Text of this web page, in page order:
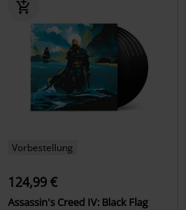
Vorbestellung
124,99 €
Assassin's Creed IV: Black Flag